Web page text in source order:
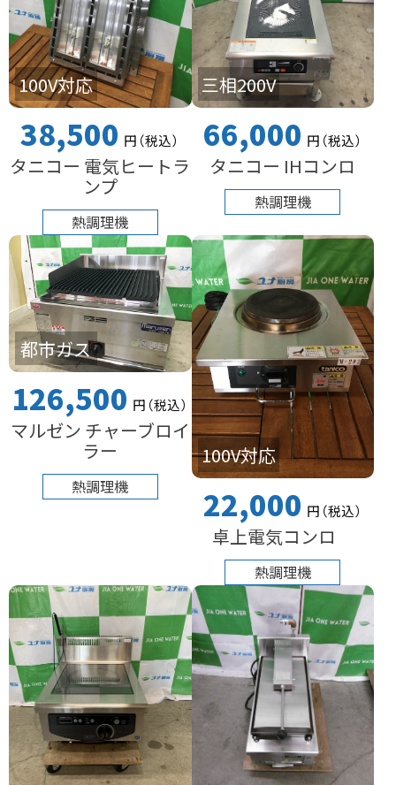
100V対応
38,500 円（税込）
タニコー 電気ヒートラ
ンプ
熱調理機
三相200V
66,000 円（税込）
タニコー IHコンロ
熱調理機
都市ガス
126,500 円（税込）
マルゼン チャーブロイ
ラー
熱調理機
100V対応
22,000 円（税込）
卓上電気コンロ
熱調理機